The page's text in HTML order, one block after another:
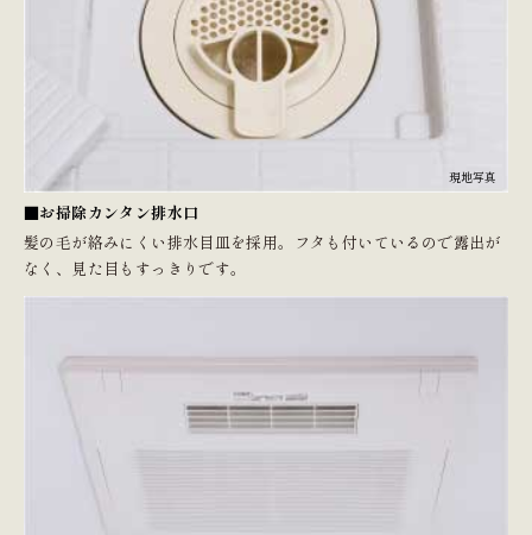
現地写真
■お掃除カンタン排水口
髪の毛が絡みにくい排水目皿を採用。フタも付いているので露出が
なく、見た目もすっきりです。